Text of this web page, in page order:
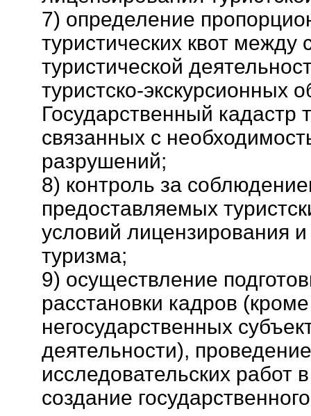
7) определение
туристических квот между
туристической
туристско-экскурсионных
Государственный кадастр
связанных с
разрушений;
8) контроль за
предоставляемых
условий лицензирования
туризма;
9) осуществление
расстановки кадров
негосударственных
деятельности),
исследовательских работ
создание